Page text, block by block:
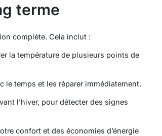
terme
complète. Cela inclut :
la température de plusieurs points de
le temps et les réparer immédiatement.
l’hiver, pour détecter des signes
confort et des économies d’énergie